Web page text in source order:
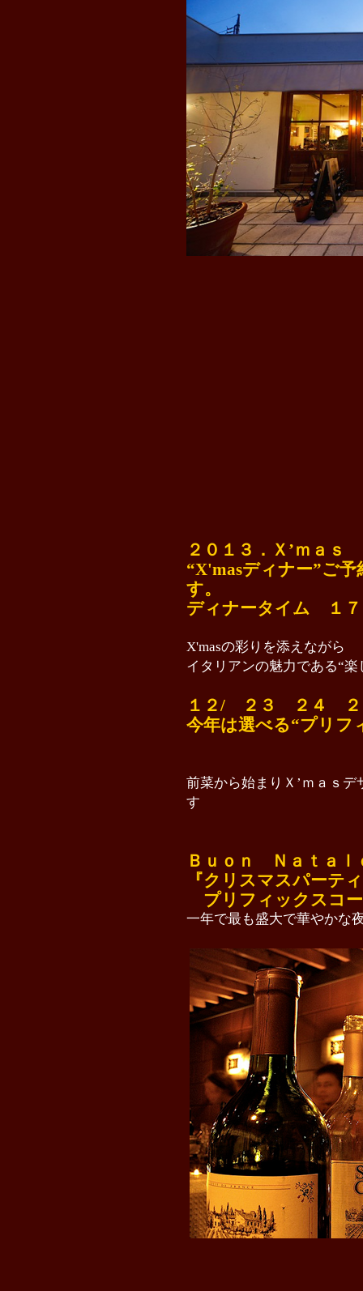
２０１３．Ｘ’ｍａｓ
“X'masディナー”ご
す。
ディナータイム １７
X'masの彩りを添えながら
イタリアンの魅力である“
１２/ ２３ ２４
今年は選べる“プリ
前菜から始まりＸ’ｍａｓ
す
Ｂｕｏｎ Ｎａｔａｌ
『クリスマスパーテ
プリフィックスコ
一年で最も盛大で華やかな